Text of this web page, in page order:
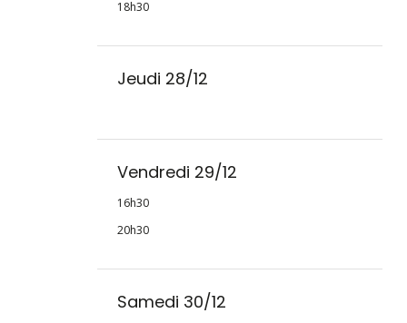
18h30
Jeudi 28/12
Vendredi 29/12
16h30
20h30
Samedi 30/12